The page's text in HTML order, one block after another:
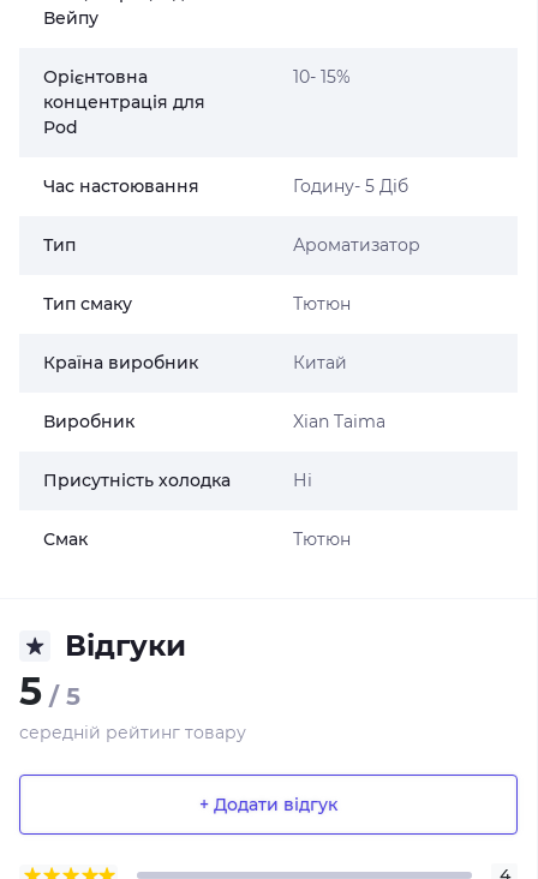
Вейпу
Орієнтовна
концентрація для
Pod
10- 15%
Час настоювання Годину- 5 Діб
Тип Ароматизатор
Тип смаку Тютюн
Країна виробник Китай
Виробник Xian Taima
Присутність холодка Ні
Смак Тютюн
Відгуки
5 / 5
середній рейтинг товару
+ Додати відгук